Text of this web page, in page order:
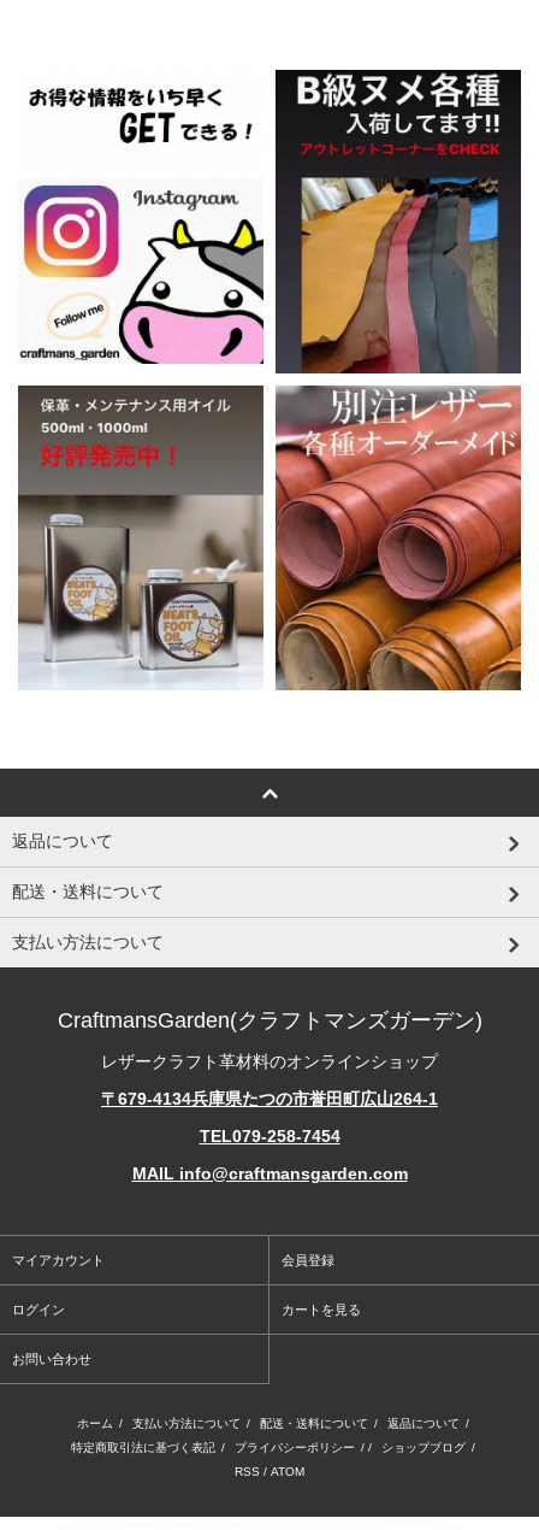
返品について
配送・送料について
支払い方法について
CraftmansGarden(クラフトマンズガーデン)
レザークラフト革材料のオンラインショップ
〒679-4134兵庫県たつの市誉田町広山264-1
TEL079-258-7454
MAIL info@craftmansgarden.com
マイアカウント 会員登録
ログイン カートを見る
お問い合わせ
ホーム / 支払い方法について / 配送・送料について / 返品について /
特定商取引法に基づく表記 / プライバシーポリシー / / ショップブログ /
RSS / ATOM